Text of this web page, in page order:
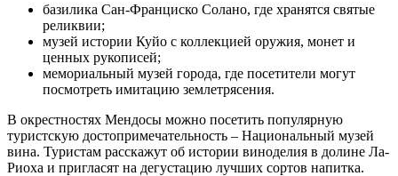
базилика Сан-Франциско Солано, где хранятся святые
реликвии;
музей истории Куйо с коллекцией оружия, монет и
ценных рукописей;
мемориальный музей города, где посетители могут
посмотреть имитацию землетрясения.
В окрестностях Мендосы можно посетить популярную
туристскую достопримечательность – Национальный музей
вина. Туристам расскажут об истории виноделия в долине Ла-
Риоха и пригласят на дегустацию лучших сортов напитка.